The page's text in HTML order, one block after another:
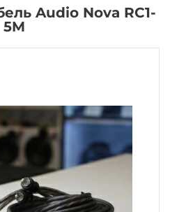
Audio Nova RC1-
5M